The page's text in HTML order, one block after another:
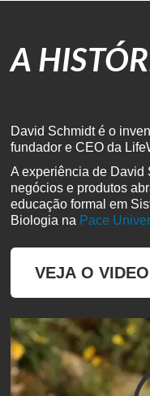
A
David Schmidt é o
fundador e CEO da
A experiência de David
negócios e produtos
educação formal em
Biologia na Pace
VEJA O VIDEO